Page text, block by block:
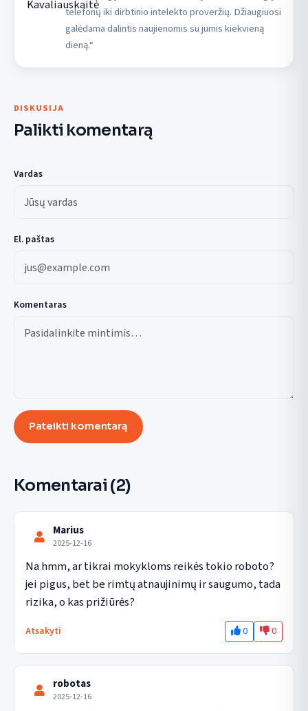
telefonų iki dirbtinio intelekto proveržių. Džiaugiuosi
galėdama dalintis naujienomis su jumis kiekvieną
dieną.“
DISKUSIJA
Palikti komentarą
Vardas
El. paštas
Komentaras
Pateikti komentarą
Komentarai (2)
Marius
2025-12-16
Na hmm, ar tikrai mokykloms reikės tokio roboto?
jei pigus, bet be rimtų atnaujinimų ir saugumo, tada
rizika, o kas prižiūrės?
Atsakyti 0 0
robotas
2025-12-16